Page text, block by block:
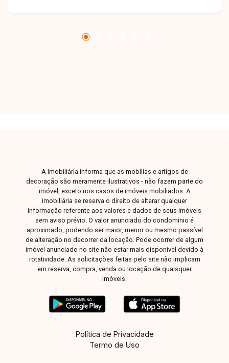
A Imobiliária informa que as mobílias e artigos de
decoração são meramente ilustrativos - não fazem parte do
imóvel, exceto nos casos de imóveis mobiliados. A
imobiliária se reserva o direito de alterar qualquer
informação referente aos valores e dados de seus imóveis
sem aviso prévio. O valor anunciado do condomínio é
aproximado, podendo ser maior, menor ou mesmo passível
de alteração no decorrer da locação. Pode ocorrer de algum
imóvel anunciado no site não estar mais disponível devido à
rotatividade. As solicitações feitas pelo site não implicam
em reserva, compra, venda ou locação de quaisquer
imóveis.
Política de Privacidade
Termo de Uso